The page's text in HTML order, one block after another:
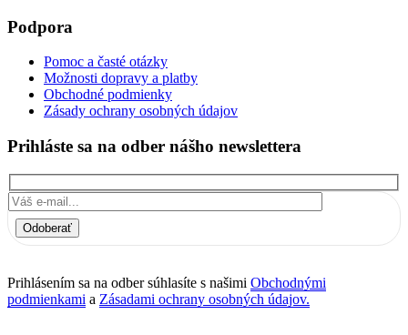
Podpora
Pomoc a časté otázky
Možnosti dopravy a platby
Obchodné podmienky
Zásady ochrany osobných údajov
Prihláste sa na odber nášho newslettera
Odoberať
Prihlásením sa na odber súhlasíte s našimi Obchodnými
podmienkami a Zásadami ochrany osobných údajov.